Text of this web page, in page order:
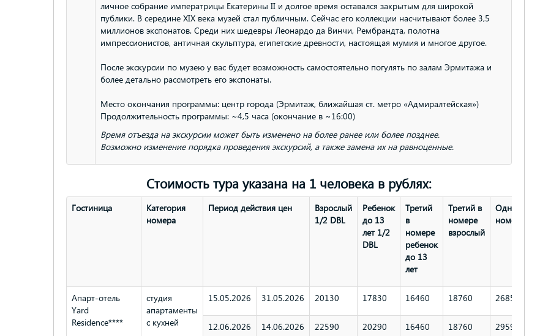
личное собрание императрицы Екатерины II и долгое время оставался закрытым для широкой
публики. В середине XIX века музей стал публичным. Сейчас его коллекции насчитывают более 3,5
миллионов экспонатов. Среди них шедевры Леонардо да Винчи, Рембрандта, полотна
импрессионистов, античная скульптура, египетские древности, настоящая мумия и многое другое.
После экскурсии по музею у вас будет возможность самостоятельно погулять по залам Эрмитажа и
более детально рассмотреть его экспонаты.
Место окончания программы: центр города (Эрмитаж, ближайшая ст. метро «Адмиралтейская»)
Продолжительность программы: ~4,5 часа (окончание в ~16:00)
Время отъезда на экскурсии может быть изменено на более ранее или более позднее.
Возможно изменение порядка проведения экскурсий, а также замена их на равноценные.
Стоимость тура указана на 1 человека в рублях:
Гостиница
Категория
номера
Период действия цен
Взрослый
1/2 DBL
Ребенок
до 13
лет 1/2
DBL
Третий
в
номере
ребенок
до 13
лет
Третий в
номере
взрослый
Одноместный
номер
Апарт-отель
Yard
Residence****
студия
апартаменты
с кухней
15.05.2026 31.05.2026 20130 17830 16460 18760 26850
12.06.2026 14.06.2026 22590 20290 16460 18760 29590